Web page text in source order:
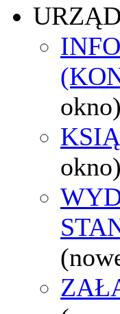
okno)
okno)